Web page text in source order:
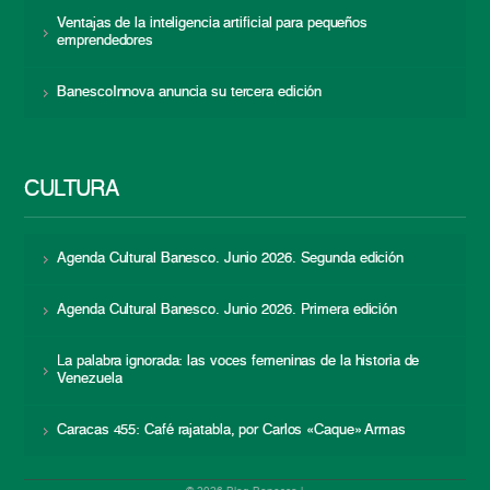
Ventajas de la inteligencia artificial para pequeños
emprendedores
BanescoInnova anuncia su tercera edición
CULTURA
Agenda Cultural Banesco. Junio 2026. Segunda edición
Agenda Cultural Banesco. Junio 2026. Primera edición
La palabra ignorada: las voces femeninas de la historia de
Venezuela
Caracas 455: Café rajatabla, por Carlos «Caque» Armas